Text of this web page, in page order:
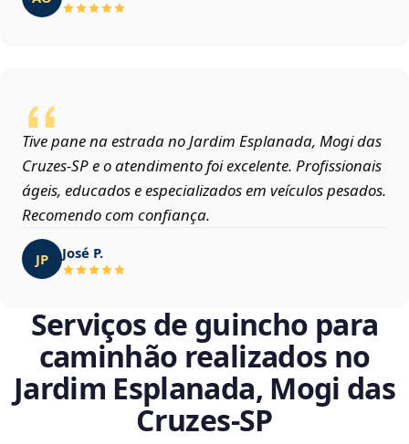
Tive pane na estrada no Jardim Esplanada, Mogi das
Cruzes‑SP e o atendimento foi excelente. Profissionais
ágeis, educados e especializados em veículos pesados.
Recomendo com confiança.
JP José P.
Serviços de guincho para
caminhão realizados no
Jardim Esplanada, Mogi das
Cruzes‑SP